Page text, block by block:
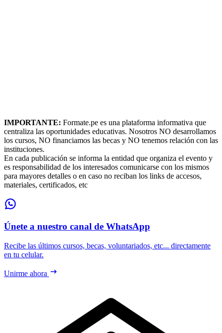
IMPORTANTE: Formate.pe es una plataforma informativa que
centraliza las oportunidades educativas. Nosotros NO desarrollamos
los cursos, NO financiamos las becas y NO tenemos relación con las
instituciones.
En cada publicación se informa la entidad que organiza el evento y
es responsabilidad de los interesados comunicarse con los mismos
para mayores detalles o en caso no reciban los links de accesos,
materiales, certificados, etc
Únete a nuestro canal de WhatsApp
Recibe las últimos cursos, becas, voluntariados, etc... directamente
en tu celular.
Unirme ahora